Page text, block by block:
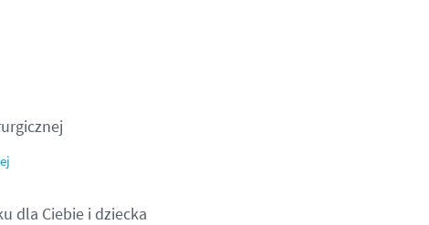
dla Ciebie i dziecka